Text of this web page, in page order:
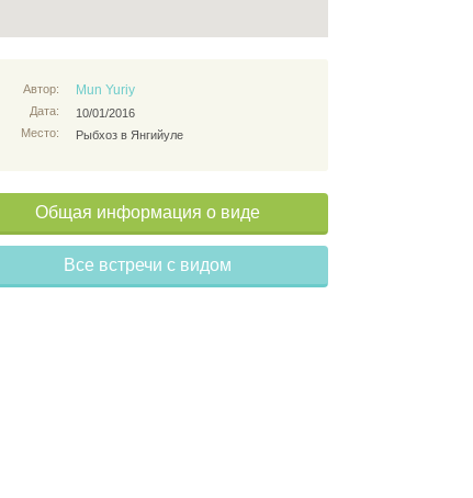
Автор:
Дата:
Место:
Mun Yuriy
10/01/2016
Рыбхоз в Янгийуле
Общая информация о виде
Все встречи с видом